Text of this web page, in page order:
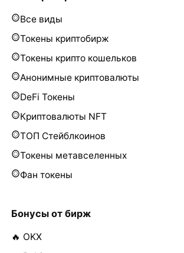
Все виды
Токены криптобирж
Токены крипто кошельков
Анонимные криптовалюты
DeFi Токены
Криптовалюты NFT
ТОП Стейблкоинов
Токены метавселенных
Фан токены
Бонусы от бирж
🔥 OKX